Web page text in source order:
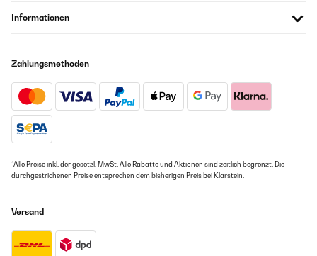
Informationen
Zahlungsmethoden
*Alle Preise inkl. der gesetzl. MwSt. Alle Rabatte und Aktionen sind zeitlich begrenzt. Die
durchgestrichenen Preise entsprechen dem bisherigen Preis bei Klarstein.
Versand